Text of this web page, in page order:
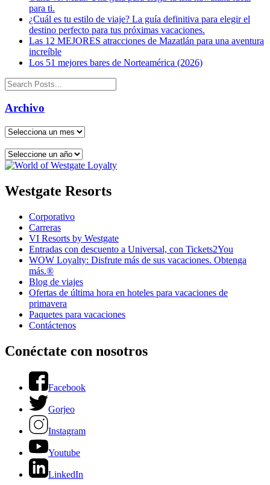
para ti.
¿Cuál es tu estilo de viaje? La guía definitiva para elegir el
destino perfecto para tus próximas vacaciones.
Las 12 MEJORES atracciones de Mazatlán para una aventura
increíble
Los 51 mejores bares de Norteamérica (2026)
Archivo
Westgate Resorts
Corporativo
Carreras
VI Resorts by Westgate
Entradas con descuento a Universal, con Tickets2You
WOW Loyalty: Disfrute más de sus vacaciones. Obtenga
más.®
Blog de viajes
Ofertas de última hora en hoteles para vacaciones de
primavera
Paquetes para vacaciones
Contáctenos
Conéctate con nosotros
Facebook
Gorjeo
Instagram
Youtube
LinkedIn